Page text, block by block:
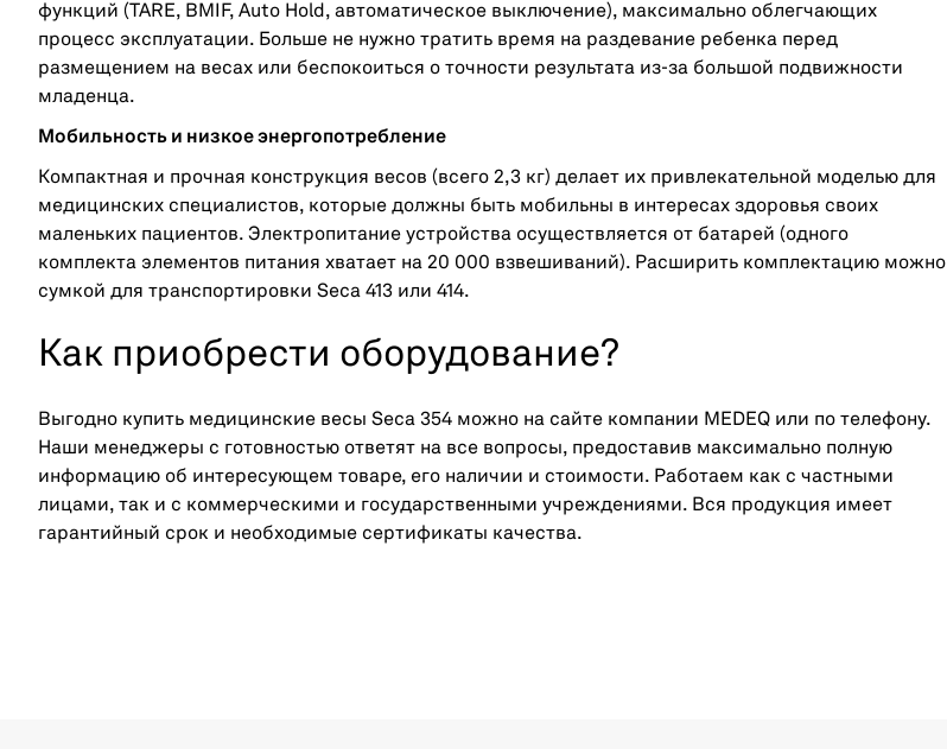
функций (TARE, BMIF, Auto Hold, автоматическое выключение), максимально облегчающих
процесс эксплуатации. Больше не нужно тратить время на раздевание ребенка перед
размещением на весах или беспокоиться о точности результата из-за большой подвижности
младенца.
Мобильность и низкое энергопотребление
Компактная и прочная конструкция весов (всего 2,3 кг) делает их привлекательной моделью для
медицинских специалистов, которые должны быть мобильны в интересах здоровья своих
маленьких пациентов. Электропитание устройства осуществляется от батарей (одного
комплекта элементов питания хватает на 20 000 взвешиваний). Расширить комплектацию можно
сумкой для транспортировки Seca 413 или 414.
Как приобрести оборудование?
Выгодно купить медицинские весы Seca 354 можно на сайте компании MEDEQ или по телефону.
Наши менеджеры с готовностью ответят на все вопросы, предоставив максимально полную
информацию об интересующем товаре, его наличии и стоимости. Работаем как с частными
лицами, так и с коммерческими и государственными учреждениями. Вся продукция имеет
гарантийный срок и необходимые сертификаты качества.